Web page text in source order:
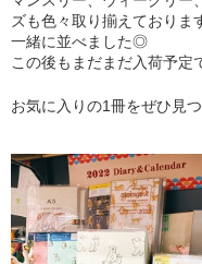
ズも色々取り揃えておりま
一緒に並べました◎
この後もまだまだ入荷予定
お気に入りの1冊をぜひ見